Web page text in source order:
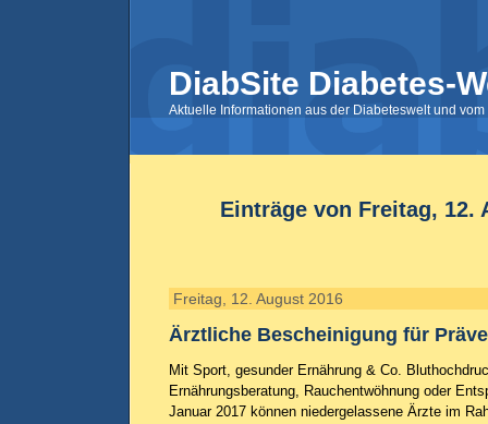
DiabSite Diabetes-
Aktuelle Informationen aus der Diabeteswelt und
Einträge von Freitag, 12.
Freitag, 12. August 2016
Ärztliche Bescheinigung für
Mit Sport, gesunder Ernährung & Co.
Ernährungsberatung, Rauchentwöhnung oder
Januar 2017 können niedergelassene Ärzte im